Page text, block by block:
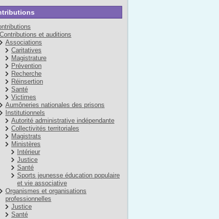
Contributions et auditions
Associations
Caritatives
Magistrature
Prévention
Recherche
Réinsertion
Santé
Victimes
Aumôneries nationales des prisons
Institutionnels
Autorité administrative indépendante
Collectivités territoriales
Magistrats
Ministères
Intérieur
Justice
Santé
Sports jeunesse éducation populaire
et vie associative
Organismes et organisations
professionnelles
Justice
Santé